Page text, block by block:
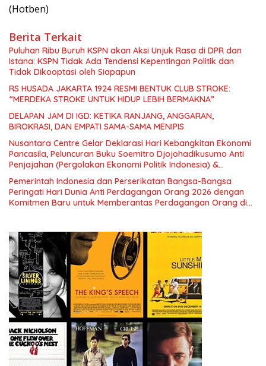
(Hotben)
Berita Terkait
Puluhan Ribu Buruh KSPN akan Aksi Unjuk Rasa di DPR dan
Istana: KSPN Tidak Ada Tendensi Kepentingan Politik dan
Tidak Dikooptasi oleh Siapapun
RS HUSADA JAKARTA 1924 RESMI BENTUK CLUB STROKE:
“MERDEKA STROKE UNTUK HIDUP LEBIH BERMAKNA”
DELAPAN JAM DI IGD: KETIKA RANJANG, ANGGARAN,
BIROKRASI, DAN EMPATI SAMA-SAMA MENIPIS
Nusantara Centre Gelar Deklarasi Hari Kebangkitan Ekonomi
Pancasila, Peluncuran Buku Soemitro Djojohadikusumo Anti
Penjajahan (Pergolakan Ekonomi Politik Indonesia) &
Simposium Nasional “Urgensi Undang-Undang Perekonomian
Nasional dan Kesejahteraan Sosial dalam Menata Bangsa
Menuju Indonesia Emas 2045”,
Pemerintah Indonesia dan Perserikatan Bangsa-Bangsa
Peringati Hari Dunia Anti Perdagangan Orang 2026 dengan
Komitmen Baru untuk Memberantas Perdagangan Orang di